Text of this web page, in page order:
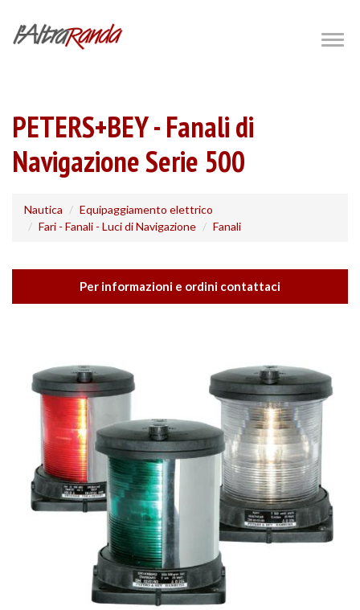
PETERS+BEY - Fanali di
Navigazione Serie 500
Nautica
Equipaggiamento elettrico
Fari - Fanali - Luci di Navigazione
Fanali
Per informazioni e ordini contattaci